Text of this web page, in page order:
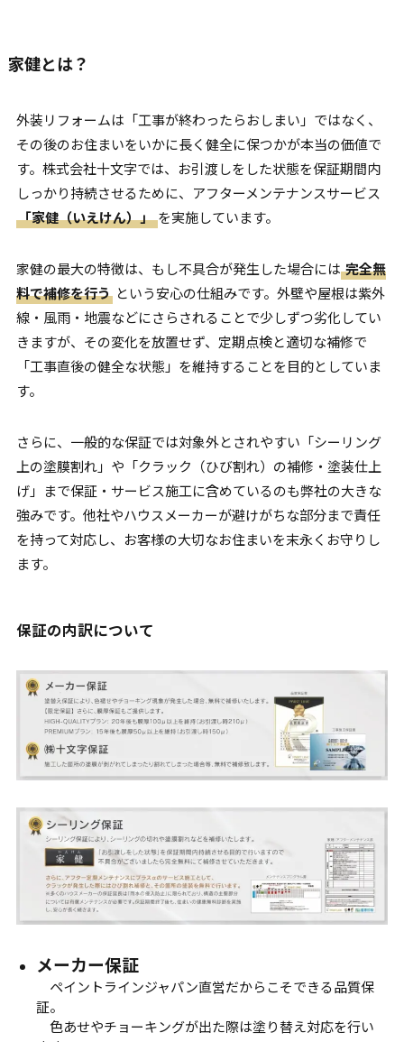
家健とは？
外装リフォームは「工事が終わったらおしまい」ではなく、
その後のお住まいをいかに長く健全に保つかが本当の価値で
す。株式会社十文字では、お引渡しをした状態を保証期間内
しっかり持続させるために、アフターメンテナンスサービス
「家健（いえけん）」 を実施しています。
家健の最大の特徴は、もし不具合が発生した場合には 完全無
料で補修を行うという安心の仕組みです。外壁や屋根は紫外
線・風雨・地震などにさらされることで少しずつ劣化してい
きますが、その変化を放置せず、定期点検と適切な補修で
「工事直後の健全な状態」を維持することを目的としていま
す。
さらに、一般的な保証では対象外とされやすい「シーリング
上の塗膜割れ」や「クラック（ひび割れ）の補修・塗装仕上
げ」まで保証・サービス施工に含めているのも弊社の大きな
強みです。他社やハウスメーカーが避けがちな部分まで責任
を持って対応し、お客様の大切なお住まいを末永くお守りし
ます。
保証の内訳について
メーカー保証
ペイントラインジャパン直営だからこそできる品質保
証。
色あせやチョーキングが出た際は塗り替え対応を行い